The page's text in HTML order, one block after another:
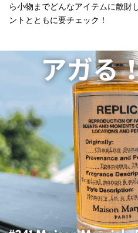
ら小物までどんなアイテムに散財
ントとともに要チェック！